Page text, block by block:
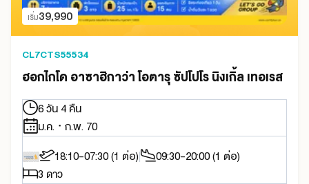
เริ่ม39,990
CL7CTS55534
ฮอกไกโด อาซาฮิกาว่า โอตารุ ซัปโปโร นิงเกิ้ล เทอเรส
6 วัน 4 คืน
ม.ค. · ก.พ. 70
18:10-07:30 (1 ต่อ)
09:30-20:00 (1 ต่อ)
3 ดาว